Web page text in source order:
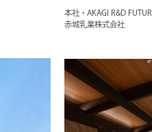
本社・AKAGI R&D
赤城乳業株式会社